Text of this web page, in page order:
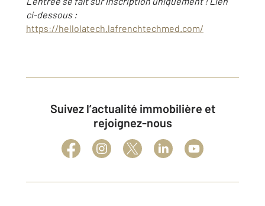
ci-dessous :
https://hellolatech.lafrenchtechmed.com/
Suivez l’actualité immobilière et
rejoignez-nous